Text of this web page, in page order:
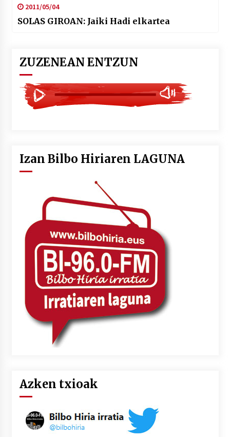
2011/05/04
SOLAS GIROAN: Jaiki Hadi elkartea
ZUZENEAN ENTZUN
Izan Bilbo Hiriaren LAGUNA
Azken txioak